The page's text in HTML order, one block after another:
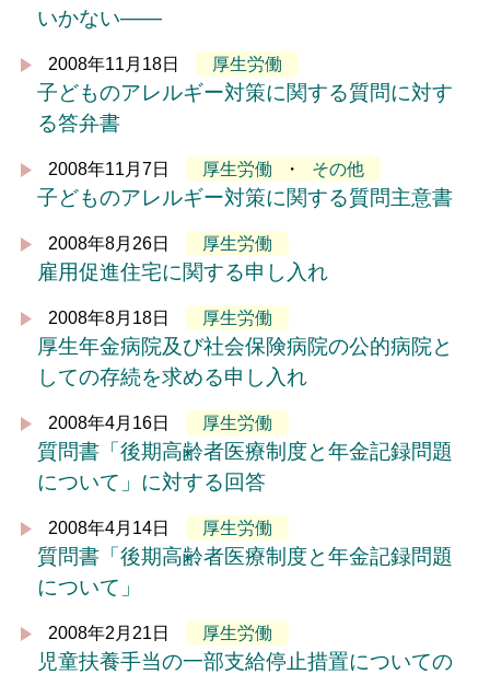
いかない――
2008年11月18日 厚生労働
子どものアレルギー対策に関する質問に対す
る答弁書
2008年11月7日 厚生労働 ・ その他
子どものアレルギー対策に関する質問主意書
2008年8月26日 厚生労働
雇用促進住宅に関する申し入れ
2008年8月18日 厚生労働
厚生年金病院及び社会保険病院の公的病院と
しての存続を求める申し入れ
2008年4月16日 厚生労働
質問書「後期高齢者医療制度と年金記録問題
について」に対する回答
2008年4月14日 厚生労働
質問書「後期高齢者医療制度と年金記録問題
について」
2008年2月21日 厚生労働
児童扶養手当の一部支給停止措置についての